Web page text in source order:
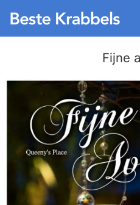
Fijne